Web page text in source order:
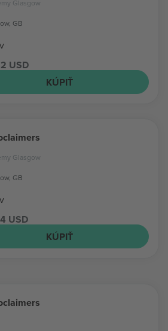
Glasgow
GB
USD
KÚPIŤ
Glasgow
GB
USD
KÚPIŤ